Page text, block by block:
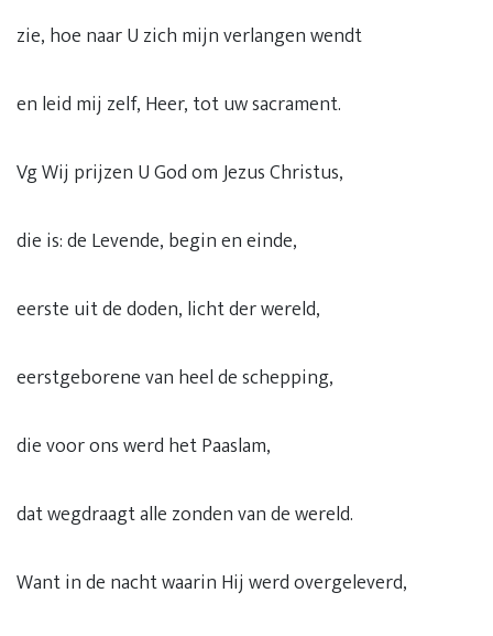
zie, hoe naar U zich mijn verlangen wendt
en leid mij zelf, Heer, tot uw sacrament.
Vg Wij prijzen U God om Jezus Christus,
die is: de Levende, begin en einde,
eerste uit de doden, licht der wereld,
eerstgeborene van heel de schepping,
die voor ons werd het Paaslam,
dat wegdraagt alle zonden van de wereld.
Want in de nacht waarin Hij werd overgeleverd,